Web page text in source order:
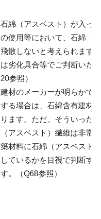
石綿（アスベスト）が入っ
の使用等において、石綿（
飛散しないと考えられます
は劣化具合等でご判断いた
20参照）
建材のメーカーが明らかで
する場合は、石綿含有建材
ります。ただ、そういった
（アスベスト）繊維は非常
築材料に石綿（アスベスト
しているかを目視で判断す
す。（Q68参照）